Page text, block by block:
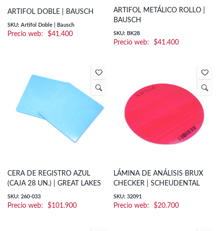
ARTIFOL DOBLE | BAUSCH
SKU: Artifol Doble | Bausch
$41.400
ARTIFOL METÁLICO ROLLO |
BAUSCH
SKU: BK28
$41.400
CERA DE REGISTRO AZUL
(CAJA 28 UN.) | GREAT LAKES
SKU: 260-033
$101.900
LÁMINA DE ANÁLISIS BRUX
CHECKER | SCHEUDENTAL
SKU: 32091
$20.700